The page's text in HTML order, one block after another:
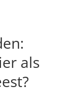
als